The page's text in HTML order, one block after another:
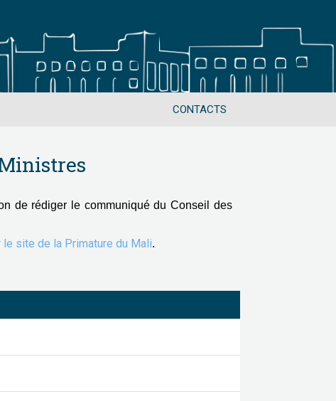
CONTACTS
de rédiger le communiqué du Conseil des
le site de la Primature du Mali.